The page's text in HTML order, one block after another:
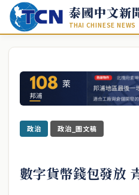
泰國中文新
THAI CHINESE NEWS
政治 政治_圖文稿
數字貨幣錢包發放